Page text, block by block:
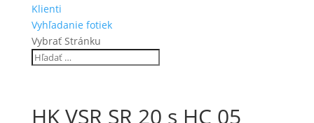
Klienti
Vyhľadanie fotiek
Vybrať Stránku
HK VSR SR 20 s HC 05